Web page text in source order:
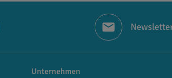
Unternehmen